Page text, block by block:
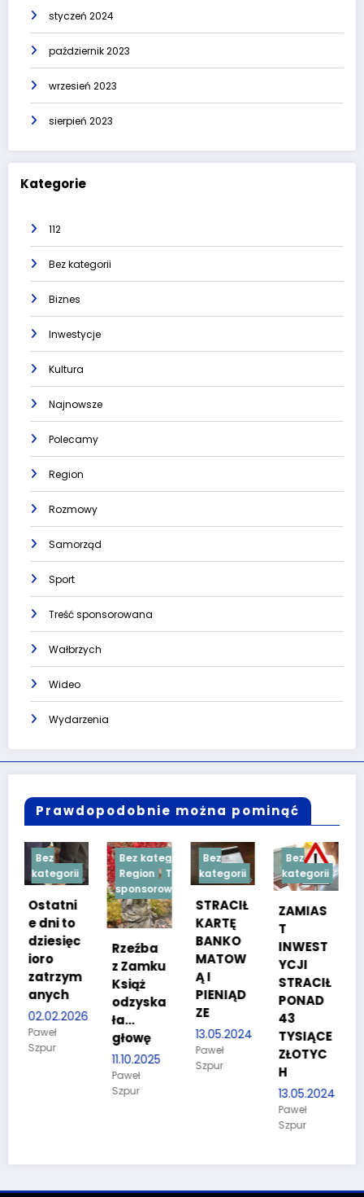
styczeń 2024
październik 2023
wrzesień 2023
sierpień 2023
Kategorie
112
Bez kategorii
Biznes
Inwestycje
Kultura
Najnowsze
Polecamy
Region
Rozmowy
Samorząd
Sport
Treść sponsorowana
Wałbrzych
Wideo
Wydarzenia
Prawdopodobnie można pominąć
Bez kategorii
Region
Treść
sponsorowana
Rzeźba
z Zamku
Książ
odzyska
ła…
głowę
Bez
kategorii
STRACIŁ
KARTĘ
BANKO
MATOW
Ą I
PIENIĄD
ZE
13.05.2024
Szpur
Bez
kategorii
ZAMIAS
T
INWEST
YCJI
STRACIŁ
PONAD
43
TYSIĄCE
ZŁOTYC
H
Bez
kategorii
TESTY
NOŚCIO
WE DLA
KANDYD
ATÓW
DO
POLICJI
27.03.2024